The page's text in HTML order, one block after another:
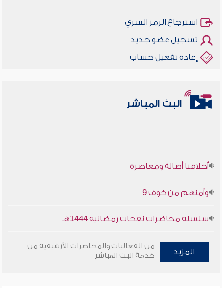
استرجاع الرمز السري
تسجيل عضو جديد
إعادة تفعيل حساب
البث المباشر
أخلاقنا أصالة ومعاصرة
وأمنهم من خوف 9
أخلاقنا أصالة ومعاصرة
المزيد
من الفعاليات والمحاضرات الأرشيفية من
خدمة البث المباشر